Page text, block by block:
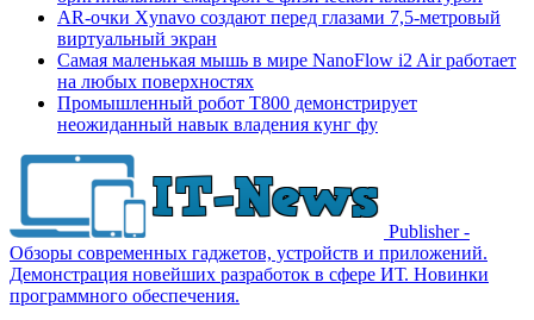
AR-очки Xynavo создают перед глазами 7,5-метровый
виртуальный экран
Самая маленькая мышь в мире NanoFlow i2 Air работает
на любых поверхностях
Промышленный робот Т800 демонстрирует
неожиданный навык владения кунг фу
Publisher -
Обзоры современных гаджетов, устройств и приложений.
Демонстрация новейших разработок в сфере ИТ. Новинки
программного обеспечения.